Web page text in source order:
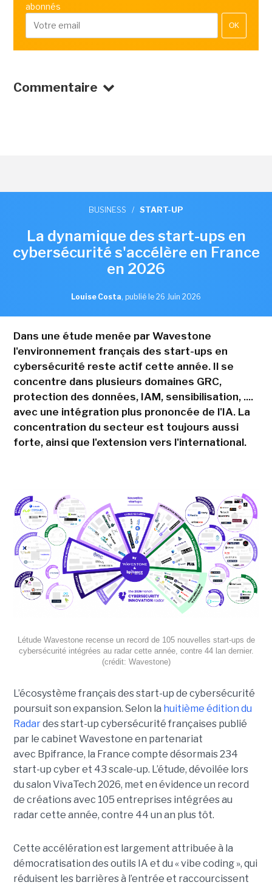
abonnés
OK
Commentaire
BUSINESS / START-UP
La dynamique des start-ups en
cybersécurité s'accélère en France
en 2026
Louise Costa, publié le 26 Juin 2026
Dans une étude menée par Wavestone
l'environnement français des start-ups en
cybersécurité reste actif cette année. Il se
concentre dans plusieurs domaines GRC,
protection des données, IAM, sensibilisation, ....
avec une intégration plus prononcée de l'IA. La
concentration du secteur est toujours aussi
forte, ainsi que l'extension vers l'international.
Létude Wavestone recense un record de 105 nouvelles start-ups de
cybersécurité intégrées au radar cette année, contre 44 lan dernier.
(crédit: Wavestone)
L’écosystème français des start-up de cybersécurité
poursuit son expansion. Selon la huitième édition du
Radardes start-up cybersécurité françaises publié
par le cabinet Wavestone en partenariat
avec Bpifrance, la France compte désormais 234
start-up cyber et 43 scale-up. L’étude, dévoilée lors
du salon VivaTech 2026, met en évidence un record
de créations avec 105 entreprises intégrées au
radar cette année, contre 44 un an plus tôt.
Cette accélération est largement attribuée à la
démocratisation des outils IA et du « vibe coding », qui
réduisent les barrières à l’entrée et raccourcissent